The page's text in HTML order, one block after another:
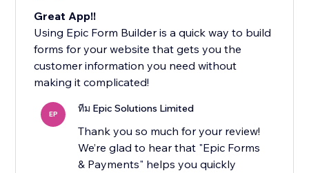
Great App!!
Using Epic Form Builder is a quick way to build
forms for your website that gets you the
customer information you need without
making it complicated!
EP ทีม Epic Solutions Limited
Thank you so much for your review!
We’re glad to hear that "Epic Forms
& Payments" helps you quickly